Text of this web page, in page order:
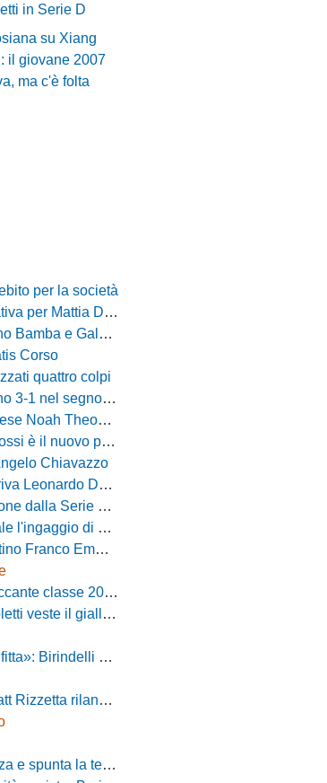
in Serie D
su Xiang
il giovane 2007
ma c'è folta
per la società
Della Morte
e Galeota
Corso
quattro colpi
di Gerbi e Vita
Noah Theodore
biancoviola
Chiavazzo
De Franceschi
una big campana
di Luca Scimia
Emmanuel Boló
classe 2006
il giallorosso
il KO di Chiavari
del Campobasso
tentazione Foggia